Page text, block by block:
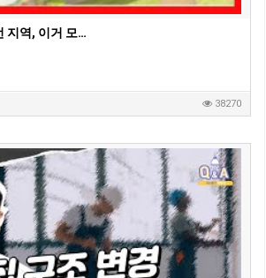
170만불대 브리즈번 지역, 이거 모르고 사면 안돼요! - 호주부동산 지니집 에이전트
38270